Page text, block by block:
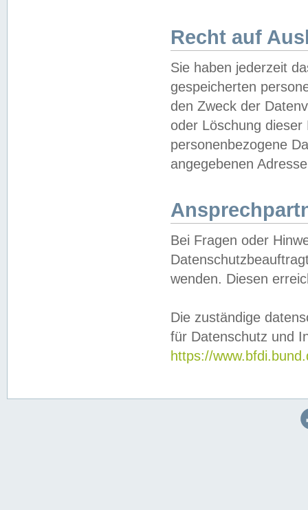
Recht auf
Sie haben jederzeit
gespeicherten
den Zweck der
oder Löschung
personenbezogene
angegebenen
Bei Fragen oder
wenden. Diesen
Die zuständige
für Datenschutz und
https://